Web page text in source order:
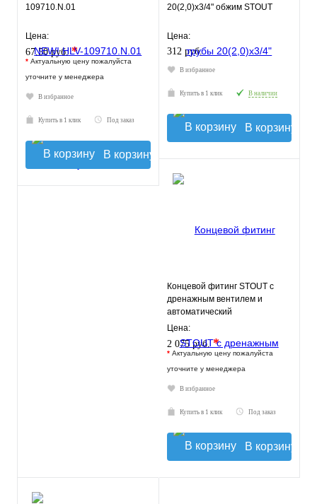
109710.N.01
Цена:
67.50 руб.*
* Актуальную цену пожалуйста
уточните у менеджера
В избранное
Купить в 1 клик Под заказ
В корзину
20(2,0)x3/4" обжим STOUT
Цена:
312 руб.
В избранное
Купить в 1 клик В наличии
В корзину
Концевой фитинг STOUT с
дренажным вентилем и
автоматический
воздухоотводчик 1"
Цена:
2 075 руб.*
* Актуальную цену пожалуйста
уточните у менеджера
В избранное
Купить в 1 клик Под заказ
В корзину